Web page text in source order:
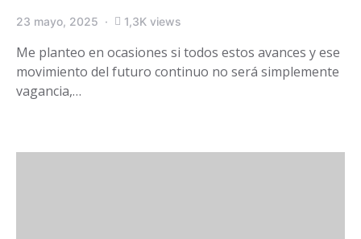
23 mayo, 2025 1,3K views
Me planteo en ocasiones si todos estos avances y ese
movimiento del futuro continuo no será simplemente
vagancia,…